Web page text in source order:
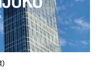
ために特に必要がある場合であっ
受けた者が法令の定める事務を遂
、本人の同意を得ることにより当該
（当該個人データを取り扱う目的